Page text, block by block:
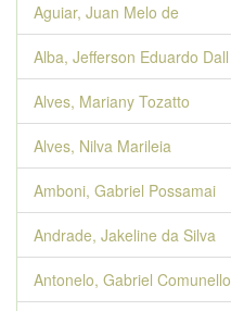
Aguiar, Juan Melo de
Alba, Jefferson Eduardo Dall
Alves, Mariany Tozatto
Alves, Nilva Marileia
Amboni, Gabriel Possamai
Andrade, Jakeline da Silva
Antonelo, Gabriel Comunello